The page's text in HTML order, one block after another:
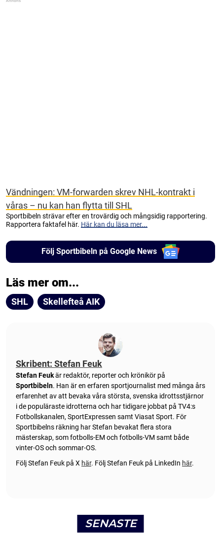
Vändningen: VM-forwarden skrev NHL-kontrakt i
våras – nu kan han flytta till SHL
Sportbibeln strävar efter en trovärdig och mångsidig rapportering.
Rapportera faktafel här. Här kan du läsa mer...
Följ Sportbibeln på Google News
Läs mer om...
SHL Skellefteå AIK
Skribent: Stefan Feuk
Stefan Feukär redaktör, reporter och krönikör på
Sportbibeln. Han är en erfaren sportjournalist med många års
erfarenhet av att bevaka våra största, svenska idrottsstjärnor
i de populäraste idrotterna och har tidigare jobbat på TV4:s
Fotbollskanalen, SportExpressen samt Viasat Sport. För
Sportbibelns räkning har Stefan bevakat flera stora
mästerskap, som fotbolls-EM och fotbolls-VM samt både
vinter-OS och sommar-OS.
Följ Stefan Feuk på X här. Följ Stefan Feuk på LinkedIn här.
SENASTE